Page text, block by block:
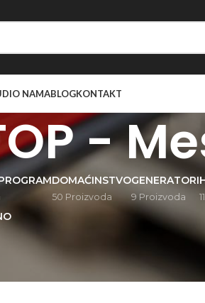
O NAMABLOGKONTAKT
-
DOMAĆINSTVO
50 Proizvoda
GENERATORI
9 Proizvoda